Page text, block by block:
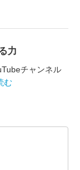
力
チャンネル
む